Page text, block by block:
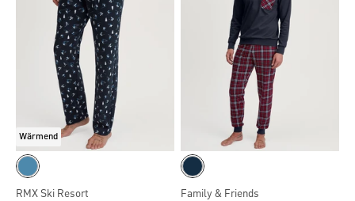
Wärmend
RMX Ski Resort
Family & Friends